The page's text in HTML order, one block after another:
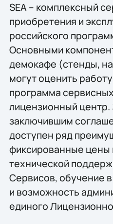
SEA – комплексный
приобретения и
российского
Основными
демокафе (стенды,
могут оценить
программа
лицензионный центр.
заключившим
доступен ряд
фиксированные цены
технической
Сервисов, обучение
и возможность
единого